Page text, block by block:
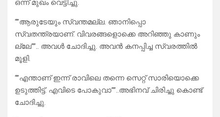
ഒന്ന് മുഖം വെട്ടിച്ചു.
“”ആരുടേയും സ്വന്തമല്ല. ഞാനിപ്പൊ
സ്വതന്ത്രയാണ്. വിവരങ്ങളൊക്കെ അറിഞ്ഞു കാണും
ല്ലേ””.. അവൾ ചോദിച്ചു. അവൻ കനപ്പിച്ച സ്വരത്തിൽ
മൂളി.
“”എന്താണ് ഇന്ന് രാവിലെ തന്നെ സെറ്റ് സാരിയൊക്കെ
ഉടുത്തിട്ട്. എവിടെ പോകുവാ””..അഭിനവ് ചിരിച്ചു കൊണ്ട്
ചോദിച്ചു.